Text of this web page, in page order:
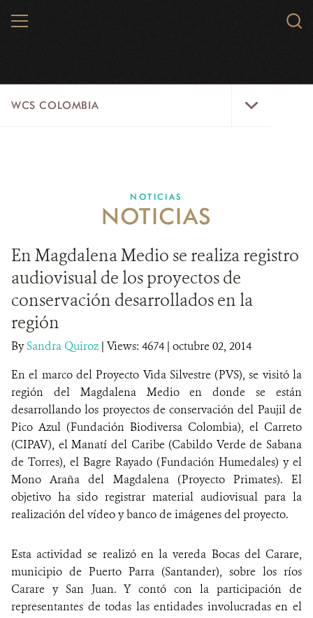
MENU
WCS COLOMBIA
EJES ESTRATÉGICOS
AQUÍ TRABAJAMOS
LÍNEAS DE ACCIÓN
MICROSITIOS
NOTICIAS
WCS VISUAL
PUBLICACIONES
ALIADOS Y ALIANZAS
COBERTURA EN MEDIOS DE COMUNICACIÓN
INFORME ANUAL WCS
DONA
NOTICIAS
NOTICIAS
En Magdalena Medio se realiza registro
audiovisual de los proyectos de
conservación desarrollados en la
región
BySandra Quiroz| Views: 4674 | octubre 02, 2014
En el marco del Proyecto Vida Silvestre (PVS), se visitó la
región del Magdalena Medio en donde se están
desarrollando los proyectos de conservación del Paujil de
Pico Azul (Fundación Biodiversa Colombia), el Carreto
(CIPAV), el Manatí del Caribe (Cabildo Verde de Sabana
de Torres), el Bagre Rayado (Fundación Humedales) y el
Mono Araña del Magdalena (Proyecto Primates). El
objetivo ha sido registrar material audiovisual para la
realización del vídeo y banco de imágenes del proyecto.
Esta actividad se realizó en la vereda Bocas del Carare,
municipio de Puerto Parra (Santander), sobre los ríos
Carare y San Juan. Y contó con la participación de
representantes de todas las entidades involucradas en el